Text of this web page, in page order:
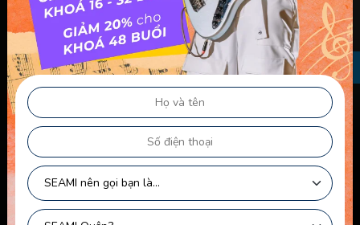
Thông Tin Chủ Sở Hữu Website
Điều Khoản Dành Cho Học Viên Và Gia Sư – Giảng Viên
Điều khoản Dành cho HLV-Giáo Viên
Chính Sách Sử Dụng Cookie
Chính Sách Bảo Mật
Chính Sách Quyền Riêng Tư
Liên kết nhanh
Chính Sách Bảo Mật Của Trẻ Em
Chính Sách Công Khai Của Giáo Viên